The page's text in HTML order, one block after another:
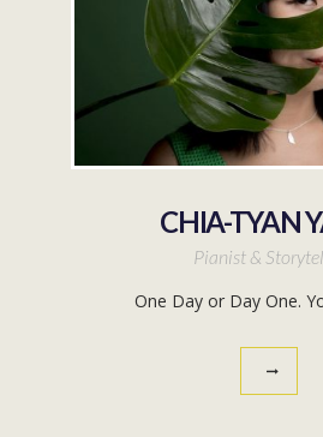
CHIA-TYAN
Pianist &
One Day or Day One.